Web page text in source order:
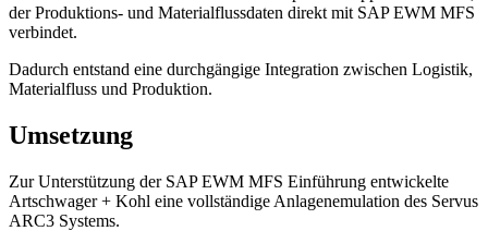
der Produktions- und Materialflussdaten direkt mit SAP EWM MFS
verbindet.
Dadurch entstand eine durchgängige Integration zwischen Logistik,
Materialfluss und Produktion.
Umsetzung
Zur Unterstützung der SAP EWM MFS Einführung entwickelte
Artschwager + Kohl eine vollständige Anlagenemulation des Servus
ARC3 Systems.